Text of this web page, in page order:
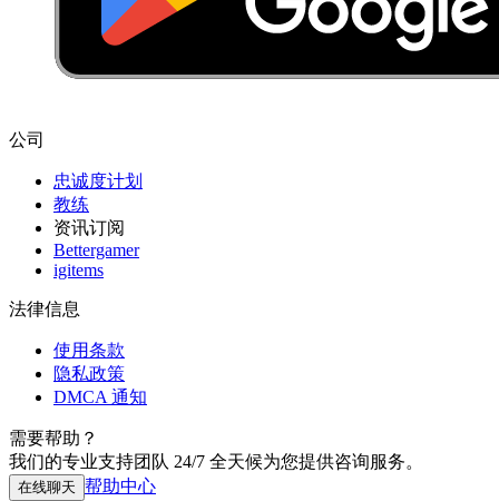
公司
忠诚度计划
教练
资讯订阅
Bettergamer
igitems
法律信息
使用条款
隐私政策
DMCA 通知
需要帮助？
我们的专业支持团队 24/7 全天候为您提供咨询服务。
在线聊天 帮助中心